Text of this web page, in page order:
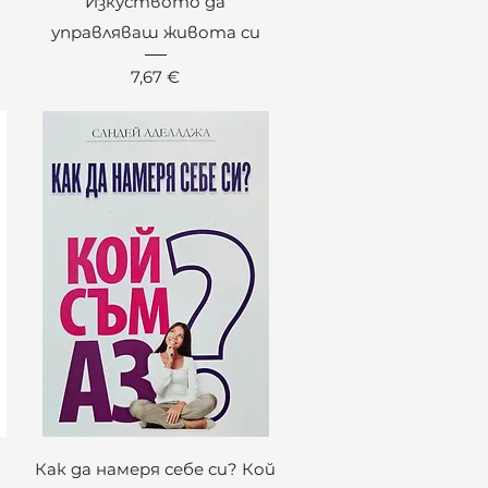
управляваш живота си
Цена
7,67 €
Бърз преглед
Как да намеря себе си? Кой